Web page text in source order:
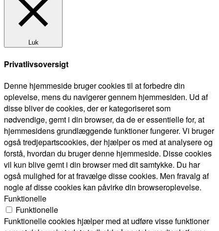
Luk
Privatlivsoversigt
Denne hjemmeside bruger cookies til at forbedre din
oplevelse, mens du navigerer gennem hjemmesiden. Ud af
disse bliver de cookies, der er kategoriseret som
nødvendige, gemt i din browser, da de er essentielle for, at
hjemmesidens grundlæggende funktioner fungerer. Vi bruger
også tredjepartscookies, der hjælper os med at analysere og
forstå, hvordan du bruger denne hjemmeside. Disse cookies
vil kun blive gemt i din browser med dit samtykke. Du har
også mulighed for at fravælge disse cookies. Men fravalg af
nogle af disse cookies kan påvirke din browseroplevelse.
Funktionelle
Funktionelle
Funktionelle cookies hjælper med at udføre visse funktioner